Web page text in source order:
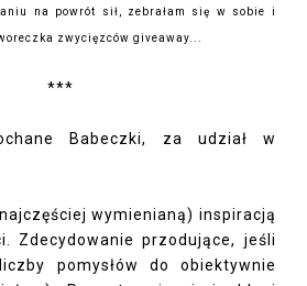
na powrót sił, zebrałam się w sobie i
zwycięzców giveaway...
***
Babeczki, za udział w
wymienianą) inspiracją
Zdecydowanie przodujące, jeśli
pomysłów do obiektywnie